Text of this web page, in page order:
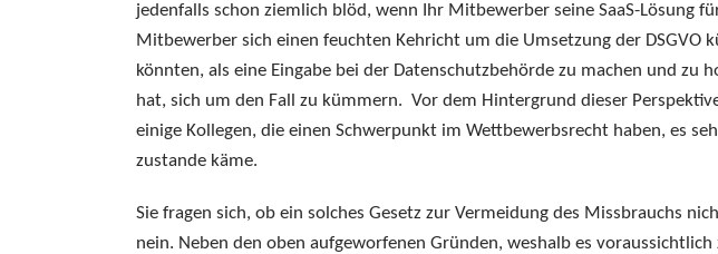
jedenfalls schon ziemlich blöd, wenn Ihr Mitbewerber seine SaaS-Lösung
Mitbewerber sich einen feuchten Kehricht um die Umsetzung der DSGVO
könnten, als eine Eingabe bei der Datenschutzbehörde zu machen und zu
hat, sich um den Fall zu kümmern. Vor dem Hintergrund dieser
einige Kollegen, die einen Schwerpunkt im Wettbewerbsrecht haben, es
zustande käme.
Sie fragen sich, ob ein solches Gesetz zur Vermeidung des Missbrauchs
nein. Neben den oben aufgeworfenen Gründen, weshalb es